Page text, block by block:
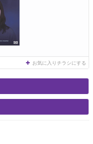
お気に入りチラシにする